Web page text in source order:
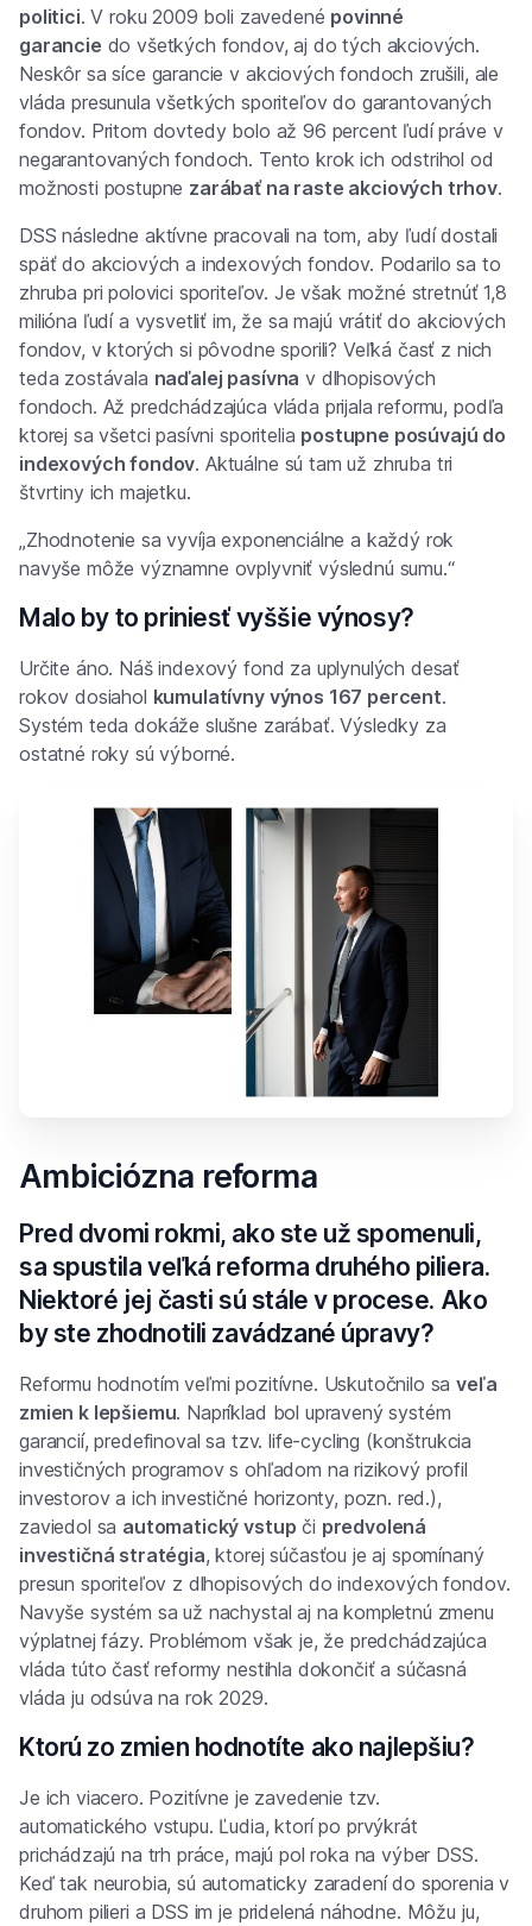
politici. V roku 2009 boli zavedené povinné
garancie do všetkých fondov, aj do tých akciových.
Neskôr sa síce garancie v akciových fondoch zrušili, ale
vláda presunula všetkých sporiteľov do garantovaných
fondov. Pritom dovtedy bolo až 96 percent ľudí práve v
negarantovaných fondoch. Tento krok ich odstrihol od
možnosti postupne zarábať na raste akciových trhov.
DSS následne aktívne pracovali na tom, aby ľudí dostali
späť do akciových a indexových fondov. Podarilo sa to
zhruba pri polovici sporiteľov. Je však možné stretnúť 1,8
milióna ľudí a vysvetliť im, že sa majú vrátiť do akciových
fondov, v ktorých si pôvodne sporili? Veľká časť z nich
teda zostávala naďalej pasívna v dlhopisových
fondoch. Až predchádzajúca vláda prijala reformu, podľa
ktorej sa všetci pasívni sporitelia postupne posúvajú do
indexových fondov. Aktuálne sú tam už zhruba tri
štvrtiny ich majetku.
„Zhodnotenie sa vyvíja exponenciálne a každý rok
navyše môže významne ovplyvniť výslednú sumu.“
Malo by to priniesť vyššie výnosy?
Určite áno. Náš indexový fond za uplynulých desať
rokov dosiahol kumulatívny výnos 167 percent.
Systém teda dokáže slušne zarábať. Výsledky za
ostatné roky sú výborné.
Ambiciózna reforma
Pred dvomi rokmi, ako ste už spomenuli,
sa spustila veľká reforma druhého piliera.
Niektoré jej časti sú stále v procese. Ako
by ste zhodnotili zavádzané úpravy?
Reformu hodnotím veľmi pozitívne. Uskutočnilo saveľa
zmien k lepšiemu. Napríklad bol upravený systém
garancií, predefinoval sa tzv. life-cycling (konštrukcia
investičných programov s ohľadom na rizikový profil
investorov a ich investičné horizonty, pozn. red.),
zaviedol sa automatický vstup či predvolená
investičná stratégia, ktorej súčasťou je aj spomínaný
presun sporiteľov z dlhopisových do indexových fondov.
Navyše systém sa už nachystal aj na kompletnú zmenu
výplatnej fázy. Problémom však je, že predchádzajúca
vláda túto časť reformy nestihla dokončiť a súčasná
vláda ju odsúva na rok 2029.
Ktorú zo zmien hodnotíte ako najlepšiu?
Je ich viacero. Pozitívne je zavedenie tzv.
automatického vstupu. Ľudia, ktorí po prvýkrát
prichádzajú na trh práce, majú pol roka na výber DSS.
Keď tak neurobia, sú automaticky zaradení do sporenia v
druhom pilieri a DSS im je pridelená náhodne. Môžu ju,